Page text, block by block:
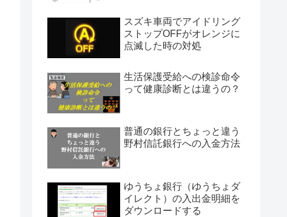
スズキ車両でアイドリング
ストップOFFがオレンジに
点滅した時の対処
生活保護受給への検診命令
って健康診断とは違うの？
普通の銀行とちょっと違う
野村信託銀行への入金方法
ゆうちょ銀行（ゆうちょダ
イレクト）の入出金明細を
ダウンロードする